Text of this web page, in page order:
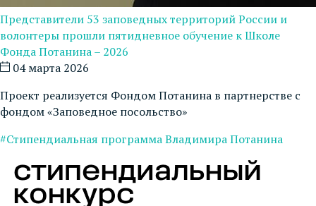
Представители 53 заповедных территорий России и
волонтеры прошли пятидневное обучение к Школе
Фонда Потанина – 2026
04 марта 2026
Проект реализуется Фондом Потанина в партнерстве с
фондом «Заповедное посольство»
#Стипендиальная программа Владимира Потанина